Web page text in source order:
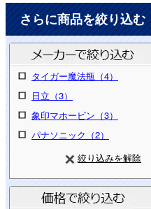
さらに商品を絞り込む
タイガー魔法瓶（4）
日立（3）
象印マホービン（3）
パナソニック（2）
絞り込みを解除